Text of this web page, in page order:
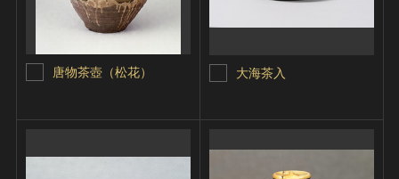
唐物茶壺（松花） 大海茶入